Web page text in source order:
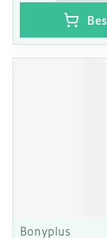
Bonyplus